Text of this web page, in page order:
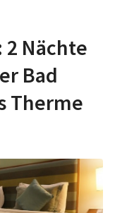
Nächte
Bad
Therme